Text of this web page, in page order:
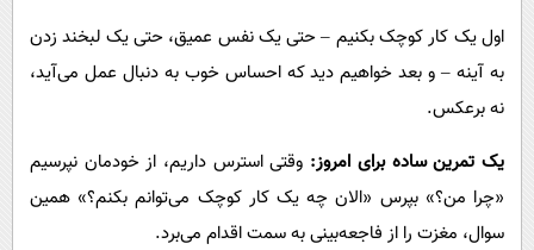
اول یک کار کوچک بکنیم – حتی یک نفس عمیق، حتی یک لبخند زدن
به آینه – و بعد خواهیم دید که احساس خوب به دنبال عمل می‌آید،
نه برعکس.
یک تمرین ساده برای امروز: وقتی استرس داریم، از خودمان نپرسیم
«چرا من؟» بپرس «الان چه یک کار کوچک می‌توانم بکنم؟» همین
سوال، مغزت را از فاجعه‌بینی به سمت اقدام می‌برد.